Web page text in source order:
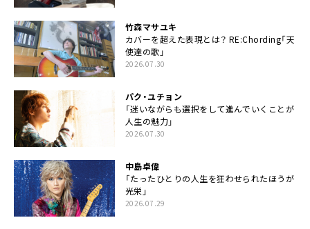
竹森マサユキ
カバーを超えた表現とは？ RE:Chording「天
使達の歌」
2026.07.30
パク・ユチョン
「迷いながらも選択をして進んでいくことが
人生の魅力」
2026.07.30
中島卓偉
「たったひとりの人生を狂わせられたほうが
光栄」
2026.07.29